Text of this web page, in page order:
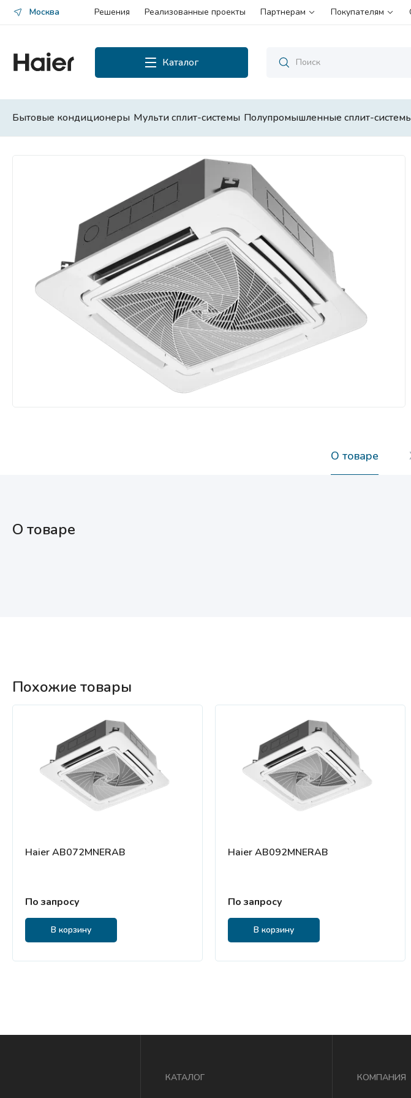
Москва Решения Реализованные проекты Партнерам Покупателям
Каталог
Бытовые кондиционеры Мульти сплит-системы Полупромышленные сплит-
Каталог Смотреть все
Мульти сплит-системы
Полупромышленные сплит-
системы
Чиллеры и фанкойлы
Мультизональные системы
кондиционирования
Аксессуары
О товаре
О товаре
Похожие товары
Haier AB072MNERAB
По запросу
В корзину
Haier AB092MNERAB
По запросу
В корзину
КАТАЛОГ КОМПАНИЯ